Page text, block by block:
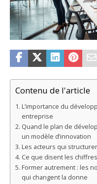
Contenu de l'article
L’importance du
entreprise
Quand le plan de
un modèle d’innovation
Les acteurs qui
Ce que disent les
Former autrement : les
qui changent la donne